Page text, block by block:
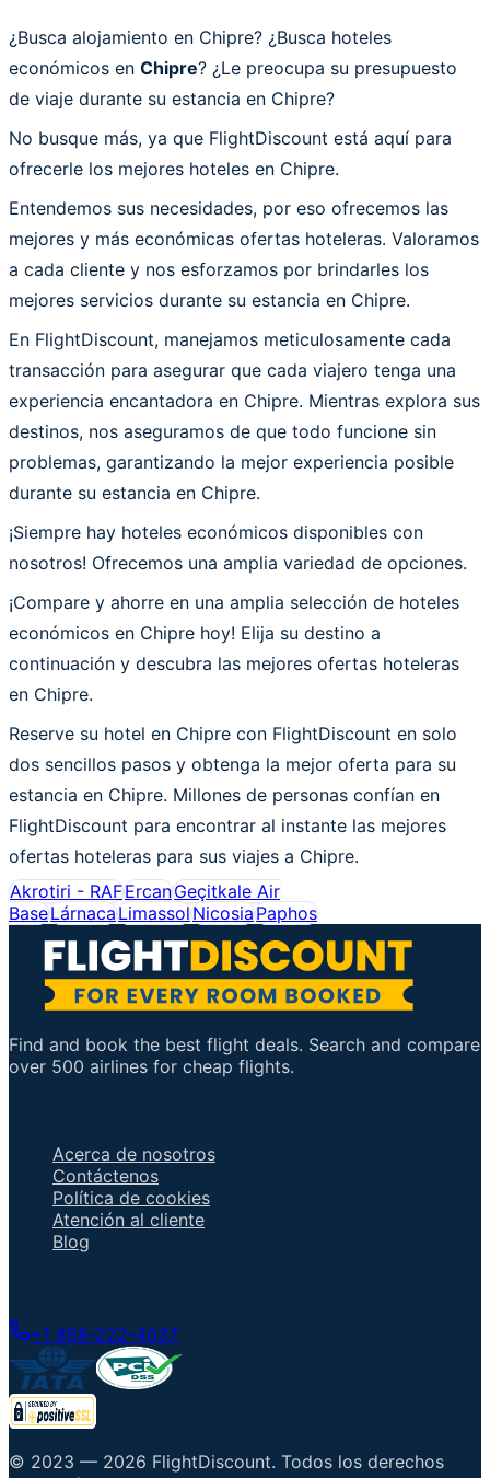
¿Busca alojamiento en Chipre? ¿Busca hoteles
económicos en Chipre? ¿Le preocupa su presupuesto
de viaje durante su estancia en Chipre?
No busque más, ya que FlightDiscount está aquí para
ofrecerle los mejores hoteles en Chipre.
Entendemos sus necesidades, por eso ofrecemos las
mejores y más económicas ofertas hoteleras. Valoramos
a cada cliente y nos esforzamos por brindarles los
mejores servicios durante su estancia en Chipre.
En FlightDiscount, manejamos meticulosamente cada
transacción para asegurar que cada viajero tenga una
experiencia encantadora en Chipre. Mientras explora sus
destinos, nos aseguramos de que todo funcione sin
problemas, garantizando la mejor experiencia posible
durante su estancia en Chipre.
¡Siempre hay hoteles económicos disponibles con
nosotros! Ofrecemos una amplia variedad de opciones.
¡Compare y ahorre en una amplia selección de hoteles
económicos en Chipre hoy! Elija su destino a
continuación y descubra las mejores ofertas hoteleras
en Chipre.
Reserve su hotel en Chipre con FlightDiscount en solo
dos sencillos pasos y obtenga la mejor oferta para su
estancia en Chipre. Millones de personas confían en
FlightDiscount para encontrar al instante las mejores
ofertas hoteleras para sus viajes a Chipre.
Akrotiri - RAFErcanGeçitkale Air
BaseLárnacaLimassolNicosiaPaphos
Find and book the best flight deals. Search and compare
over 500 airlines for cheap flights.
Acerca de nosotros
Contáctenos
Política de cookies
Atención al cliente
Blog
+1 858-222-4037
© 2023 — 2026 FlightDiscount. Todos los derechos